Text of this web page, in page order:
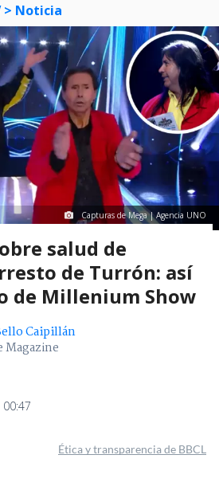
> Noticia
Capturas de Mega | Agencia UNO
salud de
de Turrón: así
de Millenium Show
Caipillán
Magazine
Ética y transparencia de BBCL